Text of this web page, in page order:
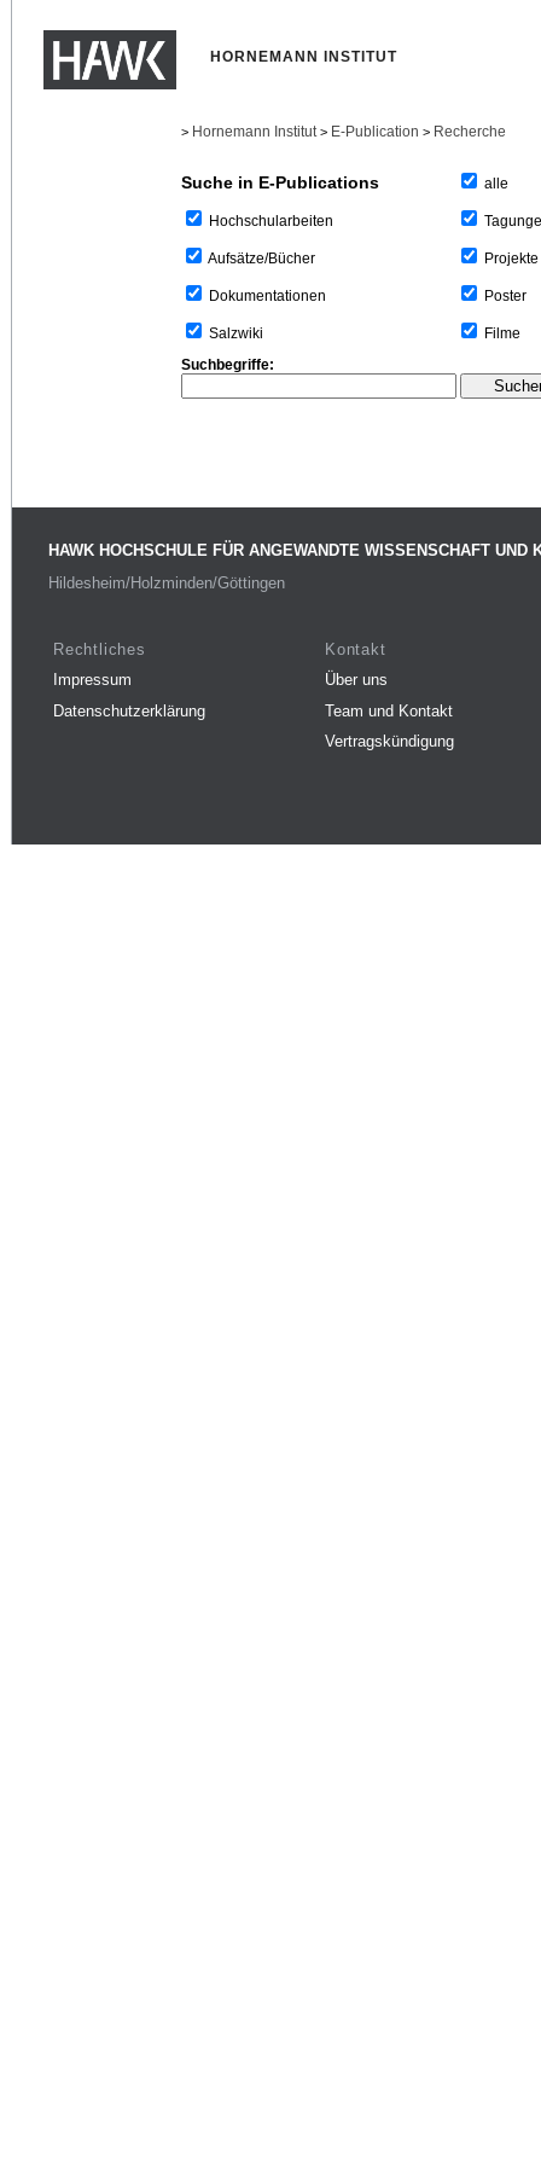
HORNEMANN INSTITUT
> Hornemann Institut > E-Publication > Recherche
Suche in E-Publications
Hochschularbeiten
Aufsätze/Bücher
Dokumentationen
Salzwiki
alle
Projekte
Poster
Filme
Suchbegriffe:
HAWK HOCHSCHULE FÜR ANGEWANDTE WISSENSCHAFT UND
Hildesheim/Holzminden/Göttingen
Rechtliches
Impressum
Datenschutzerklärung
Kontakt
Über uns
Team und Kontakt
Vertragskündigung